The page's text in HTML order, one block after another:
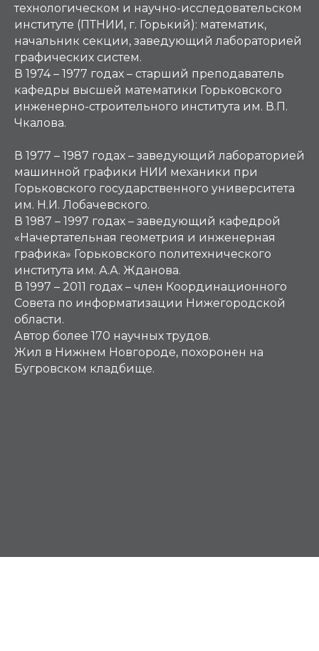
технологическом и научно-исследовательском
институте (ПТНИИ, г. Горький): математик,
начальник секции, заведующий лабораторией
графических систем.
В 1974 – 1977 годах – старший преподаватель
кафедры высшей математики Горьковского
инженерно-строительного института им. В.П.
Чкалова.
В 1977 – 1987 годах – заведующий лабораторией
машинной графики НИИ механики при
Горьковского государственного университета
им. Н.И. Лобачевского.
В 1987 – 1997 годах – заведующий кафедрой
«Начертательная геометрия и инженерная
графика» Горьковского политехнического
института им. А.А. Жданова.
В 1997 – 2011 годах – член Координационного
Совета по информатизации Нижегородской
области.
Автор более 170 научных трудов.
Жил в Нижнем Новгороде, похоронен на
Бугровском кладбище.